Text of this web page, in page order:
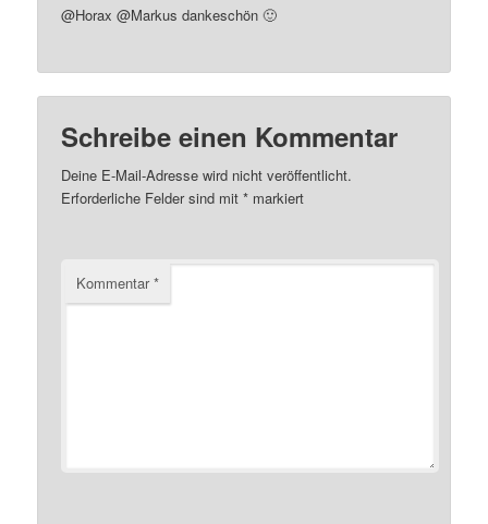
@Horax @Markus dankeschön 🙂
Schreibe einen Kommentar
Deine E-Mail-Adresse wird nicht veröffentlicht.
Erforderliche Felder sind mit* markiert
Kommentar*